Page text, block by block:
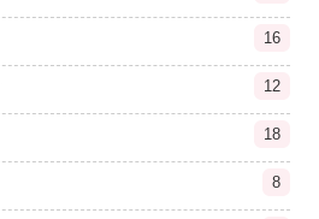
16
12
18
8